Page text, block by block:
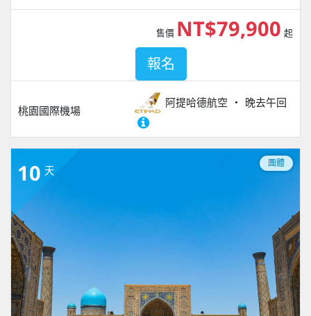
桃園國際機場
阿提哈德航空 晚去午回
售價 NT$79,900 起
報名
10 天
團體